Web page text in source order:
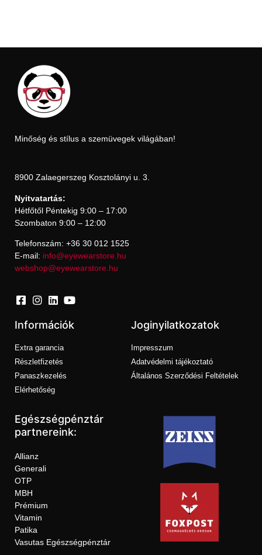
Minőség és stílus a szemüvegek világában!
8900 Zalaegerszeg Kosztolányi u. 3.
Nyitvatartás:
Hétfőtől Péntekig 9:00 – 17:00
Szombaton 9:00 – 12:00
Telefonszám: +36 30 012 1525
E-mail: info@eyewearstore.hu
webshop@eyewearstore.hu
Információk
Extra garancia
Részletfizetés
Panaszkezelés
Elérhetőség
Joginyilatkozatok
Impresszum
Adatvédelmi tájékoztató
Általános Szerződési Feltételek
Egészségpénztár
partnereink:
Allianz
Generali
OTP
MBH
Prémium
Vitamin
Patika
Vasutas Egészségpénztár